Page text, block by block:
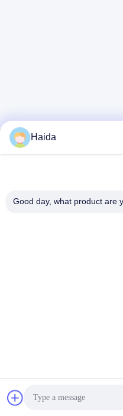
Haida
Good day, what product are